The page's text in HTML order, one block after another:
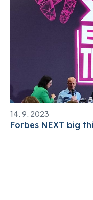
14. 9. 2023
Forbes NEXT big